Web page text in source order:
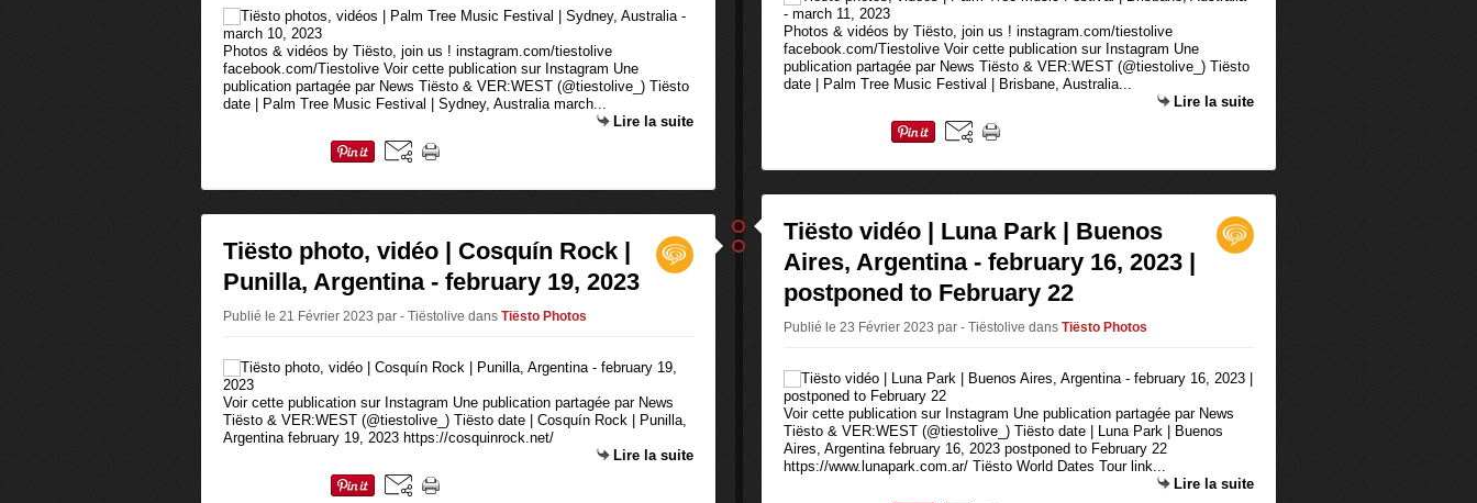
Photos & vidéos by Tiësto, join us ! instagram.com/tiestolive
facebook.com/Tiestolive Voir cette publication sur Instagram Une
publication partagée par News Tiësto & VER:WEST (@tiestolive_) Tiësto
date | Palm Tree Music Festival | Sydney, Australia march...
Lire la suite
Tiësto photo, vidéo | Cosquín Rock |
Punilla, Argentina - february 19, 2023
Publié le 21 Février 2023 par - Tiëstolive dans Tiësto Photos
Voir cette publication sur Instagram Une publication partagée par News
Tiësto & VER:WEST (@tiestolive_) Tiësto date | Cosquín Rock | Punilla,
Argentina february 19, 2023 https://cosquinrock.net/
Lire la suite
Photos & vidéos by Tiësto, join us ! instagram.com/tiestolive
facebook.com/Tiestolive Voir cette publication sur Instagram Une
publication partagée par News Tiësto & VER:WEST (@tiestolive_) Tiësto
date | Palm Tree Music Festival | Brisbane, Australia...
Lire la suite
Tiësto vidéo | Luna Park | Buenos
Aires, Argentina - february 16, 2023 |
postponed to February 22
Publié le 23 Février 2023 par - Tiëstolive dans Tiësto Photos
Voir cette publication sur Instagram Une publication partagée par News
Tiësto & VER:WEST (@tiestolive_) Tiësto date | Luna Park | Buenos
Aires, Argentina february 16, 2023 postponed to February 22
https://www.lunapark.com.ar/ Tiësto World Dates Tour link...
Lire la suite